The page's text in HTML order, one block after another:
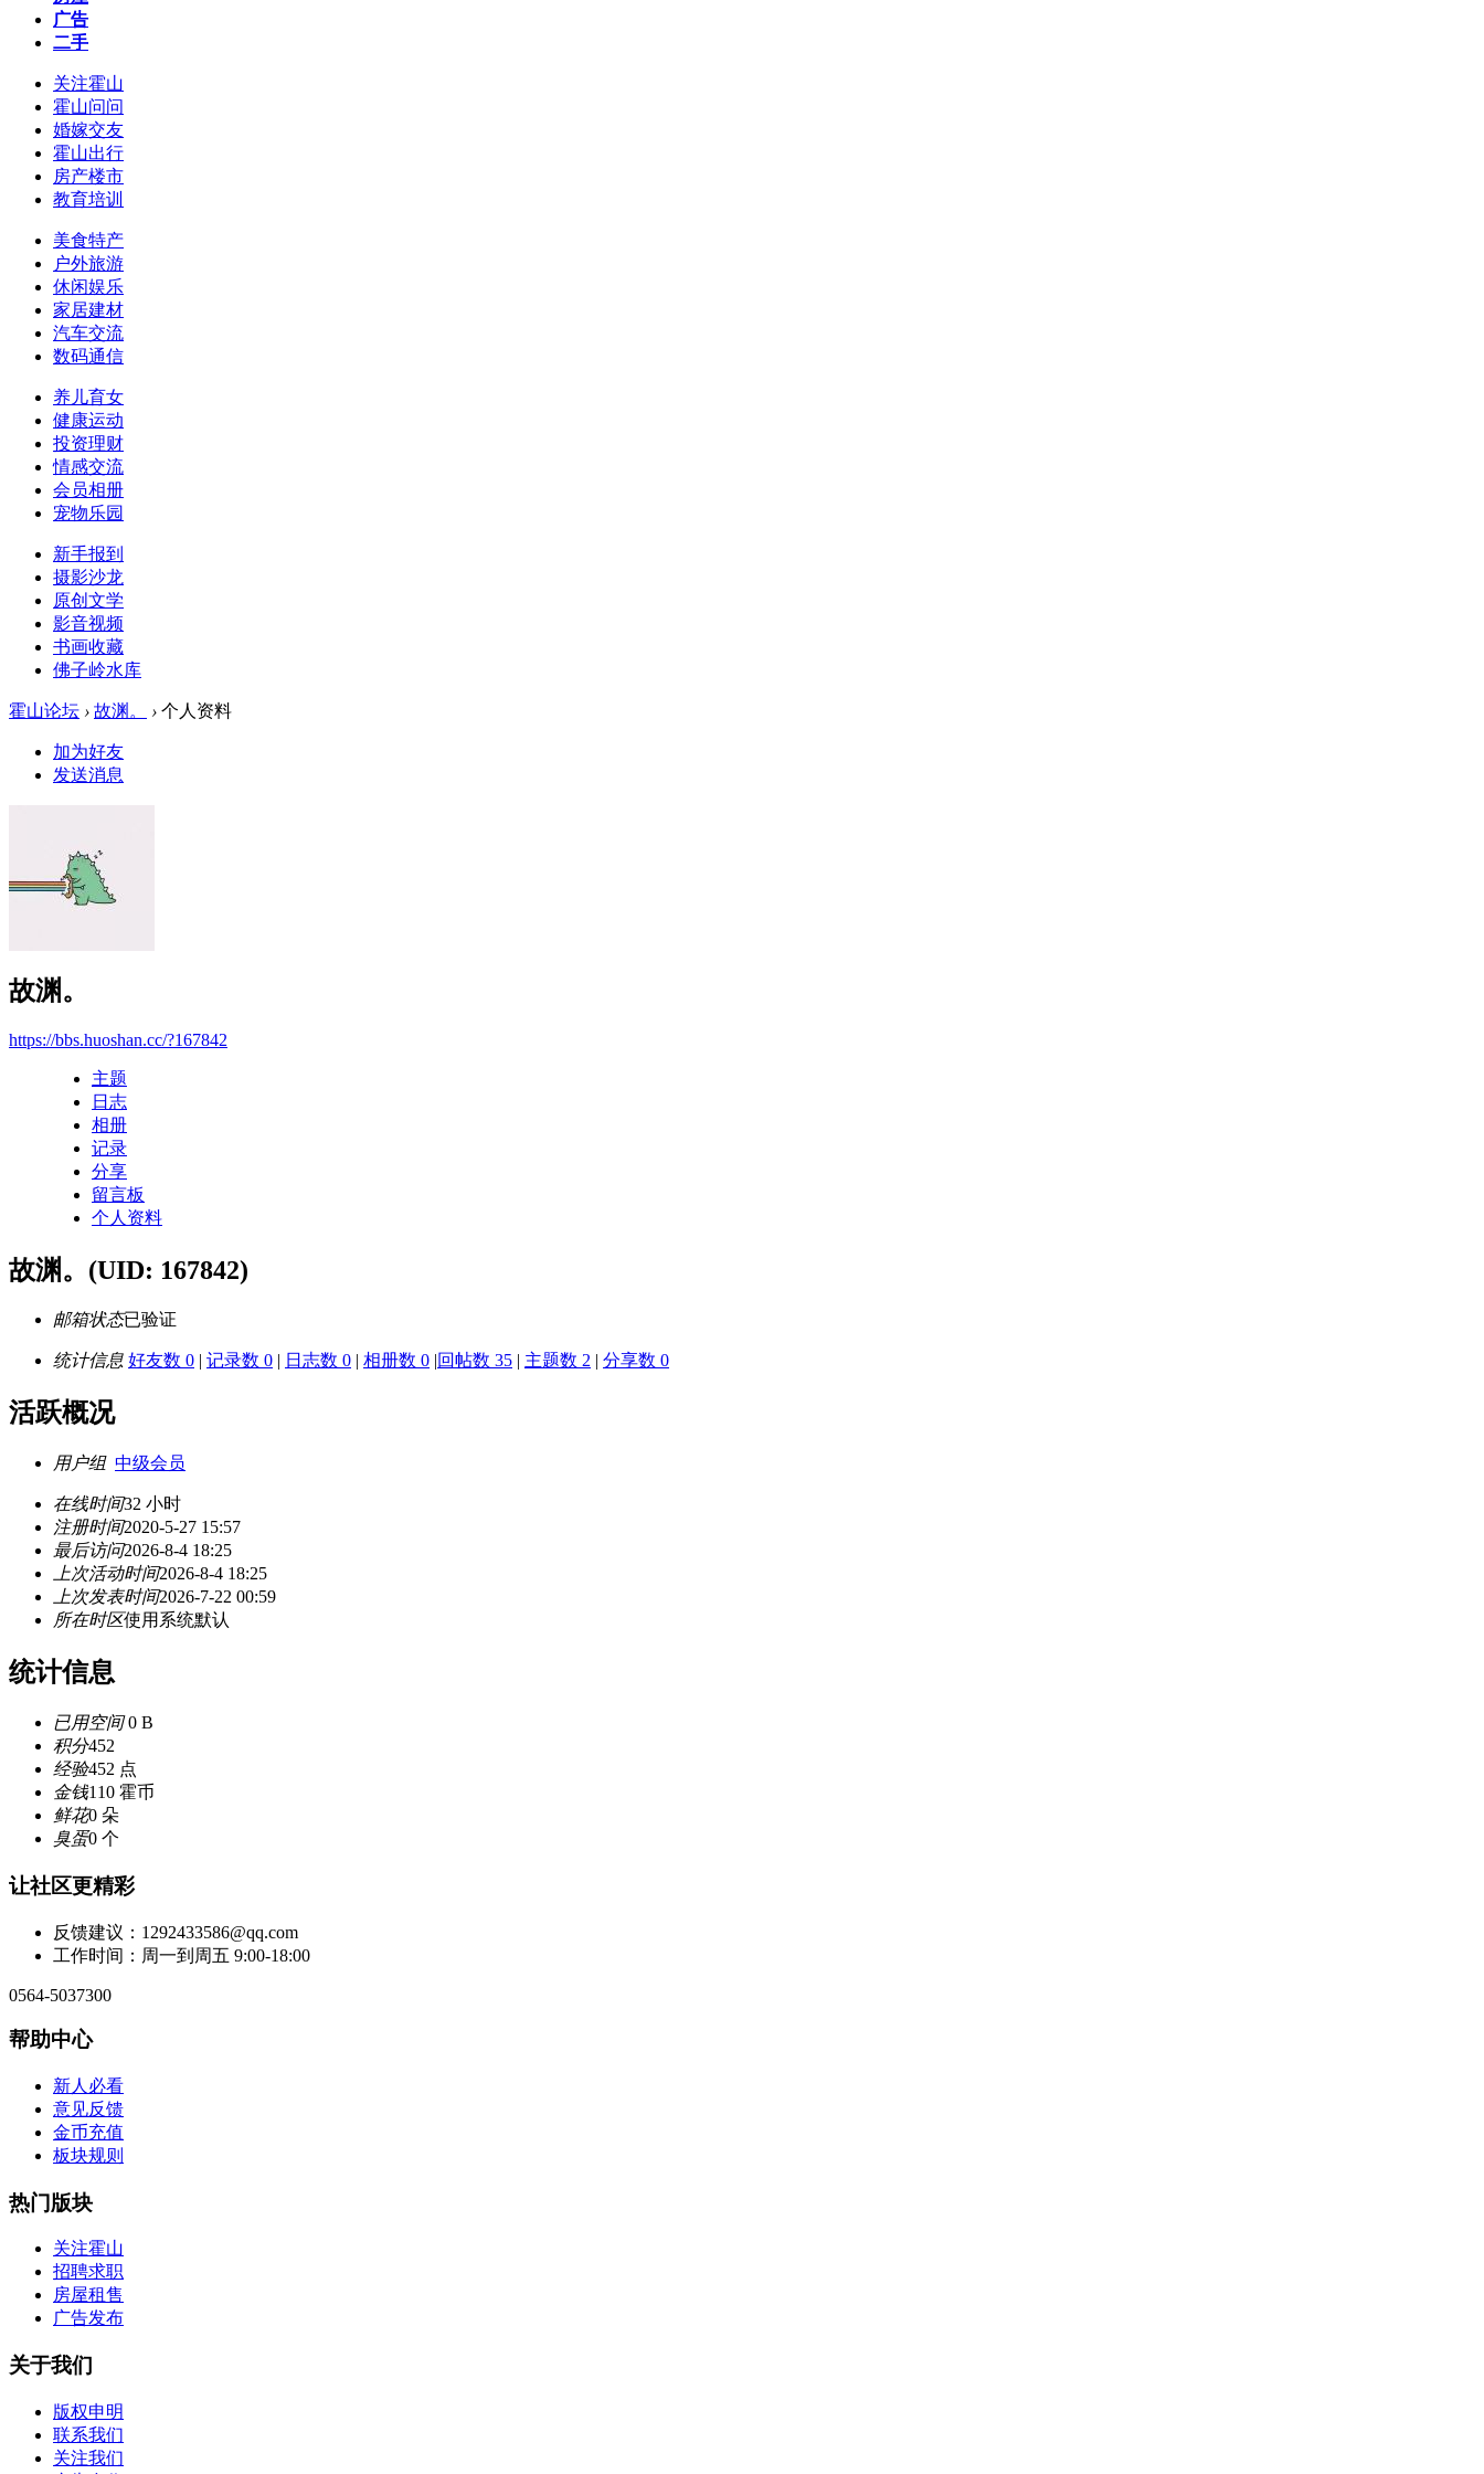
广告
二手
关注霍山
霍山问问
婚嫁交友
霍山出行
房产楼市
教育培训
美食特产
户外旅游
休闲娱乐
家居建材
汽车交流
数码通信
养儿育女
健康运动
投资理财
情感交流
会员相册
宠物乐园
新手报到
摄影沙龙
原创文学
影音视频
书画收藏
佛子岭水库
霍山论坛 › 故渊。 › 个人资料
加为好友
发送消息
故渊。
https://bbs.huoshan.cc/?167842
主题
日志
相册
记录
分享
留言板
个人资料
故渊。 (UID: 167842)
邮箱状态已验证
统计信息 好友数 0 | 记录数 0 | 日志数 0 | 相册数 0 |回帖数 35 | 主题数 2 | 分享数 0
活跃概况
用户组 中级会员
在线时间32 小时
注册时间2020-5-27 15:57
最后访问2026-8-4 18:25
上次活动时间2026-8-4 18:25
上次发表时间2026-7-22 00:59
所在时区使用系统默认
统计信息
已用空间0 B
积分452
经验452 点
金钱110 霍币
鲜花0 朵
臭蛋0 个
让社区更精彩
反馈建议：1292433586@qq.com
工作时间：周一到周五 9:00-18:00
0564-5037300
帮助中心
新人必看
意见反馈
金币充值
板块规则
热门版块
关注霍山
招聘求职
房屋租售
广告发布
关于我们
版权申明
联系我们
关注我们